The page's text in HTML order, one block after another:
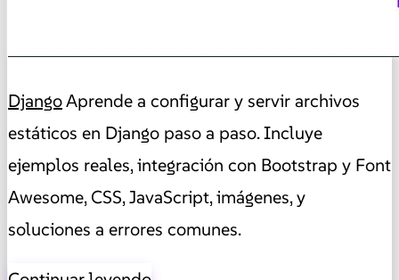
DjangoAprende a configurar y servir archivos
estáticos en Django paso a paso. Incluye
ejemplos reales, integración con Bootstrap y Font
Awesome, CSS, JavaScript, imágenes, y
soluciones a errores comunes.